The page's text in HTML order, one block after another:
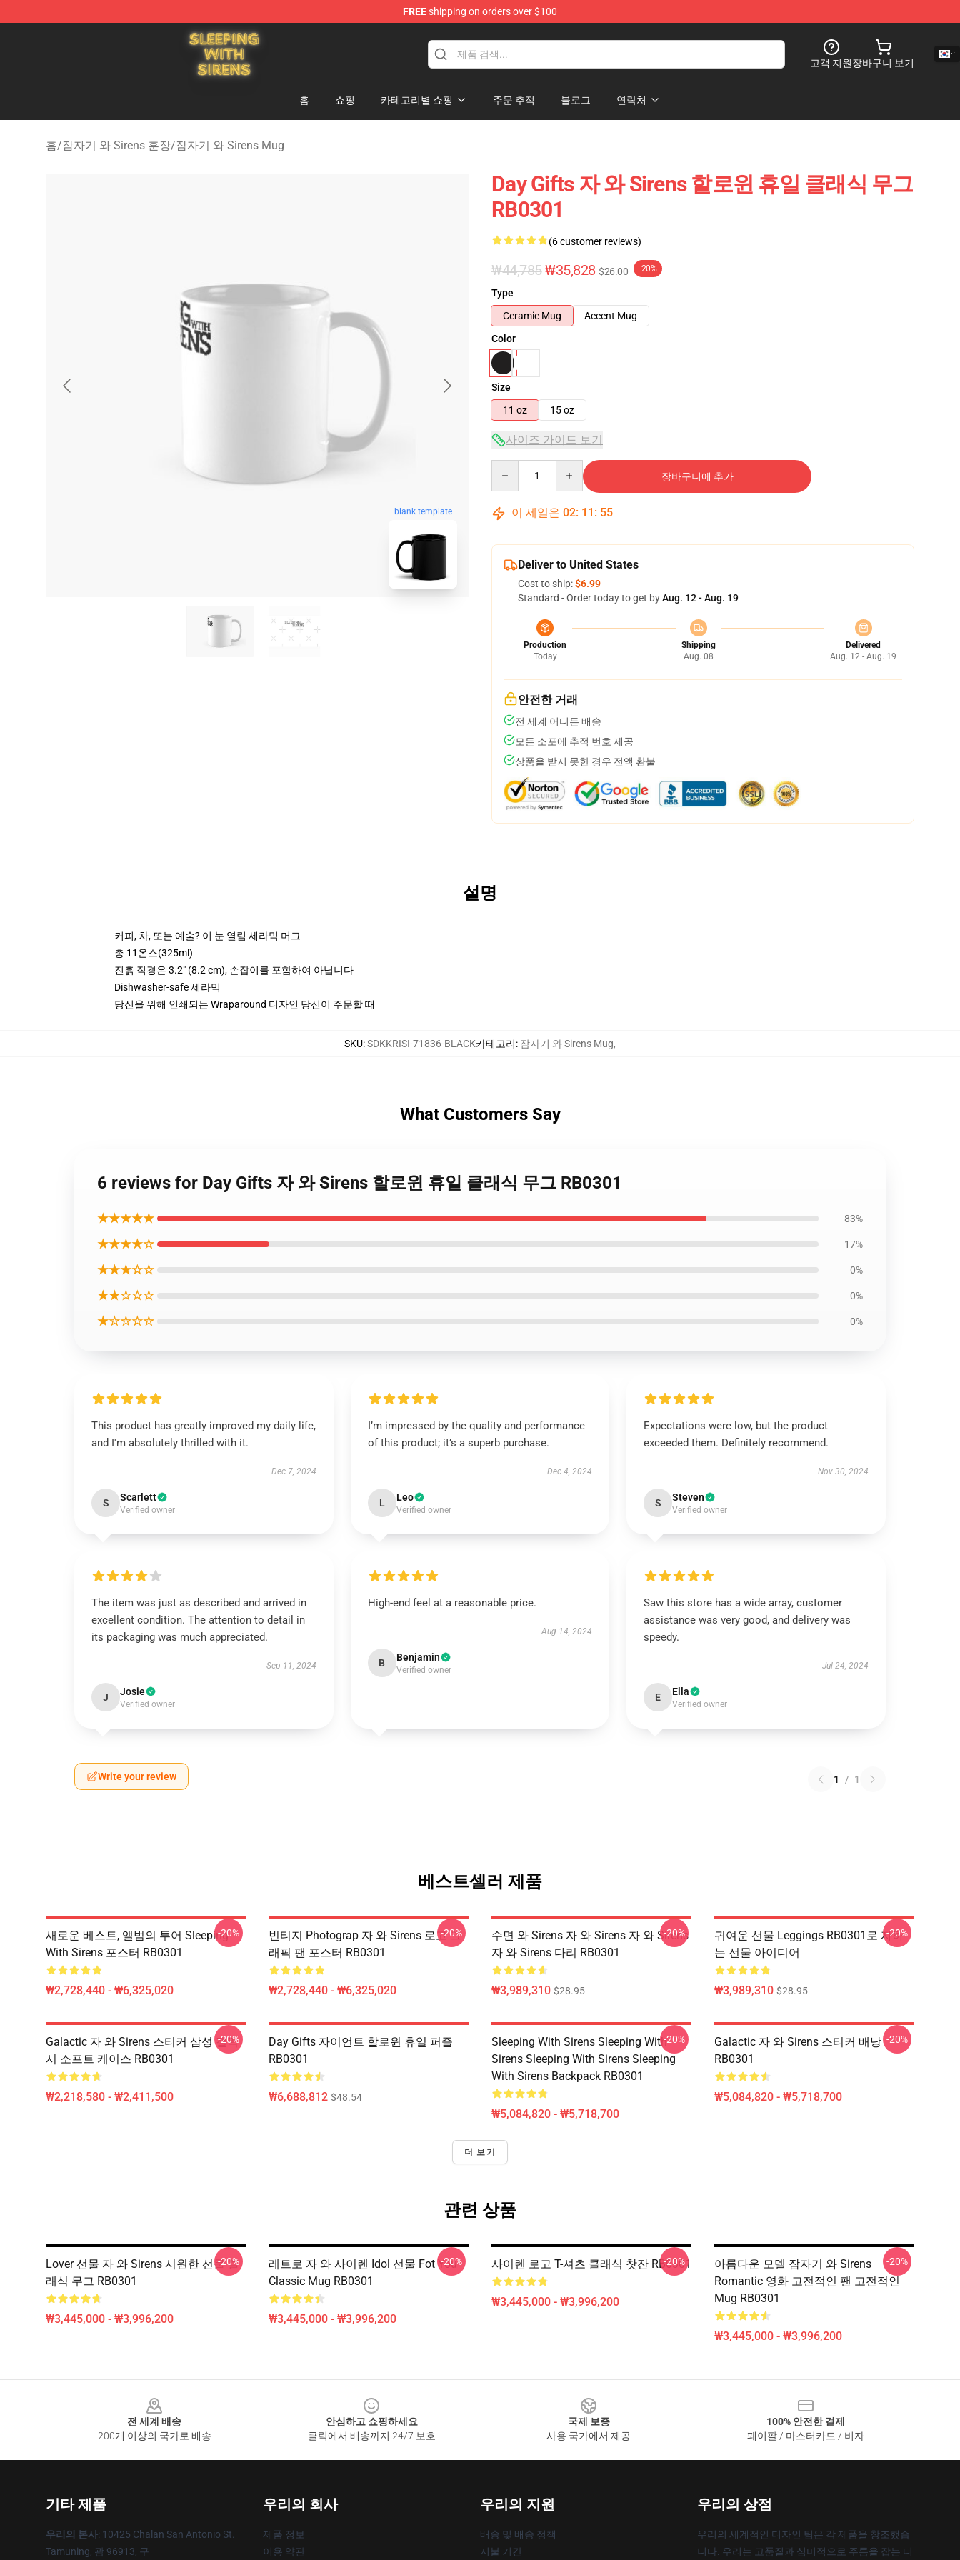
FREEshipping on orders over $100
Sleeping With Sirens Store - Official Sleeping With Sirens Merchandise Shop
고객 지원장바구니 보기
홈 쇼핑 카테고리별 쇼핑 주문 추적 블로그 연락처
홈/잠자기 와 Sirens 훈장/잠자기 와 Sirens Mug
blank template
Day Gifts 자 와 Sirens 할로윈 휴일 클래식 무그
RB0301
(6 customer reviews)
₩44,785₩35,828 $26.00 -20%
Type
Ceramic Mug
Accent Mug
Color
Size
11 oz
15 oz
사이즈 가이드 보기
장바구니에 추가
이 세일은 02: 11 : 54
Deliver to United States
Cost to ship:$6.99
Standard - Order today to get byAug. 12 - Aug. 19
Production
Today
Shipping
Aug. 08
Delivered
Aug. 12 - Aug. 19
안전한 거래
전 세계 어디든 배송
모든 소포에 추적 번호 제공
상품을 받지 못한 경우 전액 환불
설명
커피, 차, 또는 예술? 이 눈 열림 세라믹 머그
총 11온스(325ml)
진흙 직경은 3.2" (8.2 cm), 손잡이를 포함하여 아닙니다
Dishwasher-safe 세라믹
당신을 위해 인쇄되는 Wraparound 디자인 당신이 주문할 때
SKU:SDKKRISI-71836-BLACK카테고리: 잠자기 와 Sirens Mug,
What Customers Say
6 reviews for Day Gifts 자 와 Sirens 할로윈 휴일 클래식 무그 RB0301
★★★★★ 83%
★★★★☆ 17%
★★★☆☆ 0%
★★☆☆☆ 0%
★☆☆☆☆ 0%
This product has greatly improved my daily life,
and I'm absolutely thrilled with it.
Dec 7, 2024
S Scarlett
Verified owner
I’m impressed by the quality and performance
of this product; it’s a superb purchase.
Dec 4, 2024
L Leo
Verified owner
Expectations were low, but the product
exceeded them. Definitely recommend.
Nov 30, 2024
S Steven
Verified owner
The item was just as described and arrived in
excellent condition. The attention to detail in
its packaging was much appreciated.
Sep 11, 2024
J Josie
Verified owner
High-end feel at a reasonable price.
Aug 14, 2024
B Benjamin
Verified owner
Saw this store has a wide array, customer
assistance was very good, and delivery was
speedy.
Jul 24, 2024
E Ella
Verified owner
Write your review 1 / 1
베스트셀러 제품
새로운 베스트, 앨범의 투어 Sleeping
With Sirens 포스터 RB0301
₩2,728,440 - ₩6,325,020
-20%
빈티지 Photograp 자 와 Sirens 로고 그
래픽 팬 포스터 RB0301
₩2,728,440 - ₩6,325,020
-20%
수면 와 Sirens 자 와 Sirens 자 와 Sirens
자 와 Sirens 다리 RB0301
₩3,989,310 $28.95
-20%
귀여운 선물 Leggings RB0301로 자하
는 선물 아이디어
₩3,989,310 $28.95
-20%
Galactic 자 와 Sirens 스티커 삼성 갤럭
시 소프트 케이스 RB0301
₩2,218,580 - ₩2,411,500
-20%
Day Gifts 자이언트 할로윈 휴일 퍼즐
RB0301
₩6,688,812 $48.54
Sleeping With Sirens Sleeping With
Sirens Sleeping With Sirens Sleeping
With Sirens Backpack RB0301
₩5,084,820 - ₩5,718,700
-20%
Galactic 자 와 Sirens 스티커 배낭
RB0301
₩5,084,820 - ₩5,718,700
-20%
더 보기
관련 상품
Lover 선물 자 와 Sirens 시원한 선물 클
래식 무그 RB0301
₩3,445,000 - ₩3,996,200
-20%
레트로 자 와 사이렌 Idol 선물 Fot You
Classic Mug RB0301
₩3,445,000 - ₩3,996,200
-20% 사이렌 로고 T-셔츠 클래식 찻잔 RB0301
₩3,445,000 - ₩3,996,200
-20%
아름다운 모델 잠자기 와 Sirens
Romantic 영화 고전적인 팬 고전적인
Mug RB0301
₩3,445,000 - ₩3,996,200
-20%
전 세계 배송
200개 이상의 국가로 배송
안심하고 쇼핑하세요
클릭에서 배송까지 24/7 보호
국제 보증
사용 국가에서 제공
100% 안전한 결제
페이팔 / 마스터카드 / 비자
기타 제품
우리의 본사: 10425 Chalan San Antonio St.
Tamuning, 괌 96913, 구
우리의 회사
제품 정보
이용 약관
우리의 지원
배송 및 배송 정책
지불 기간
우리의 상점
우리의 세계적인 디자인 팀은 각 제품을 창조했습
니다. 우리는 고품질과 심미적으로 주름을 잡는 디